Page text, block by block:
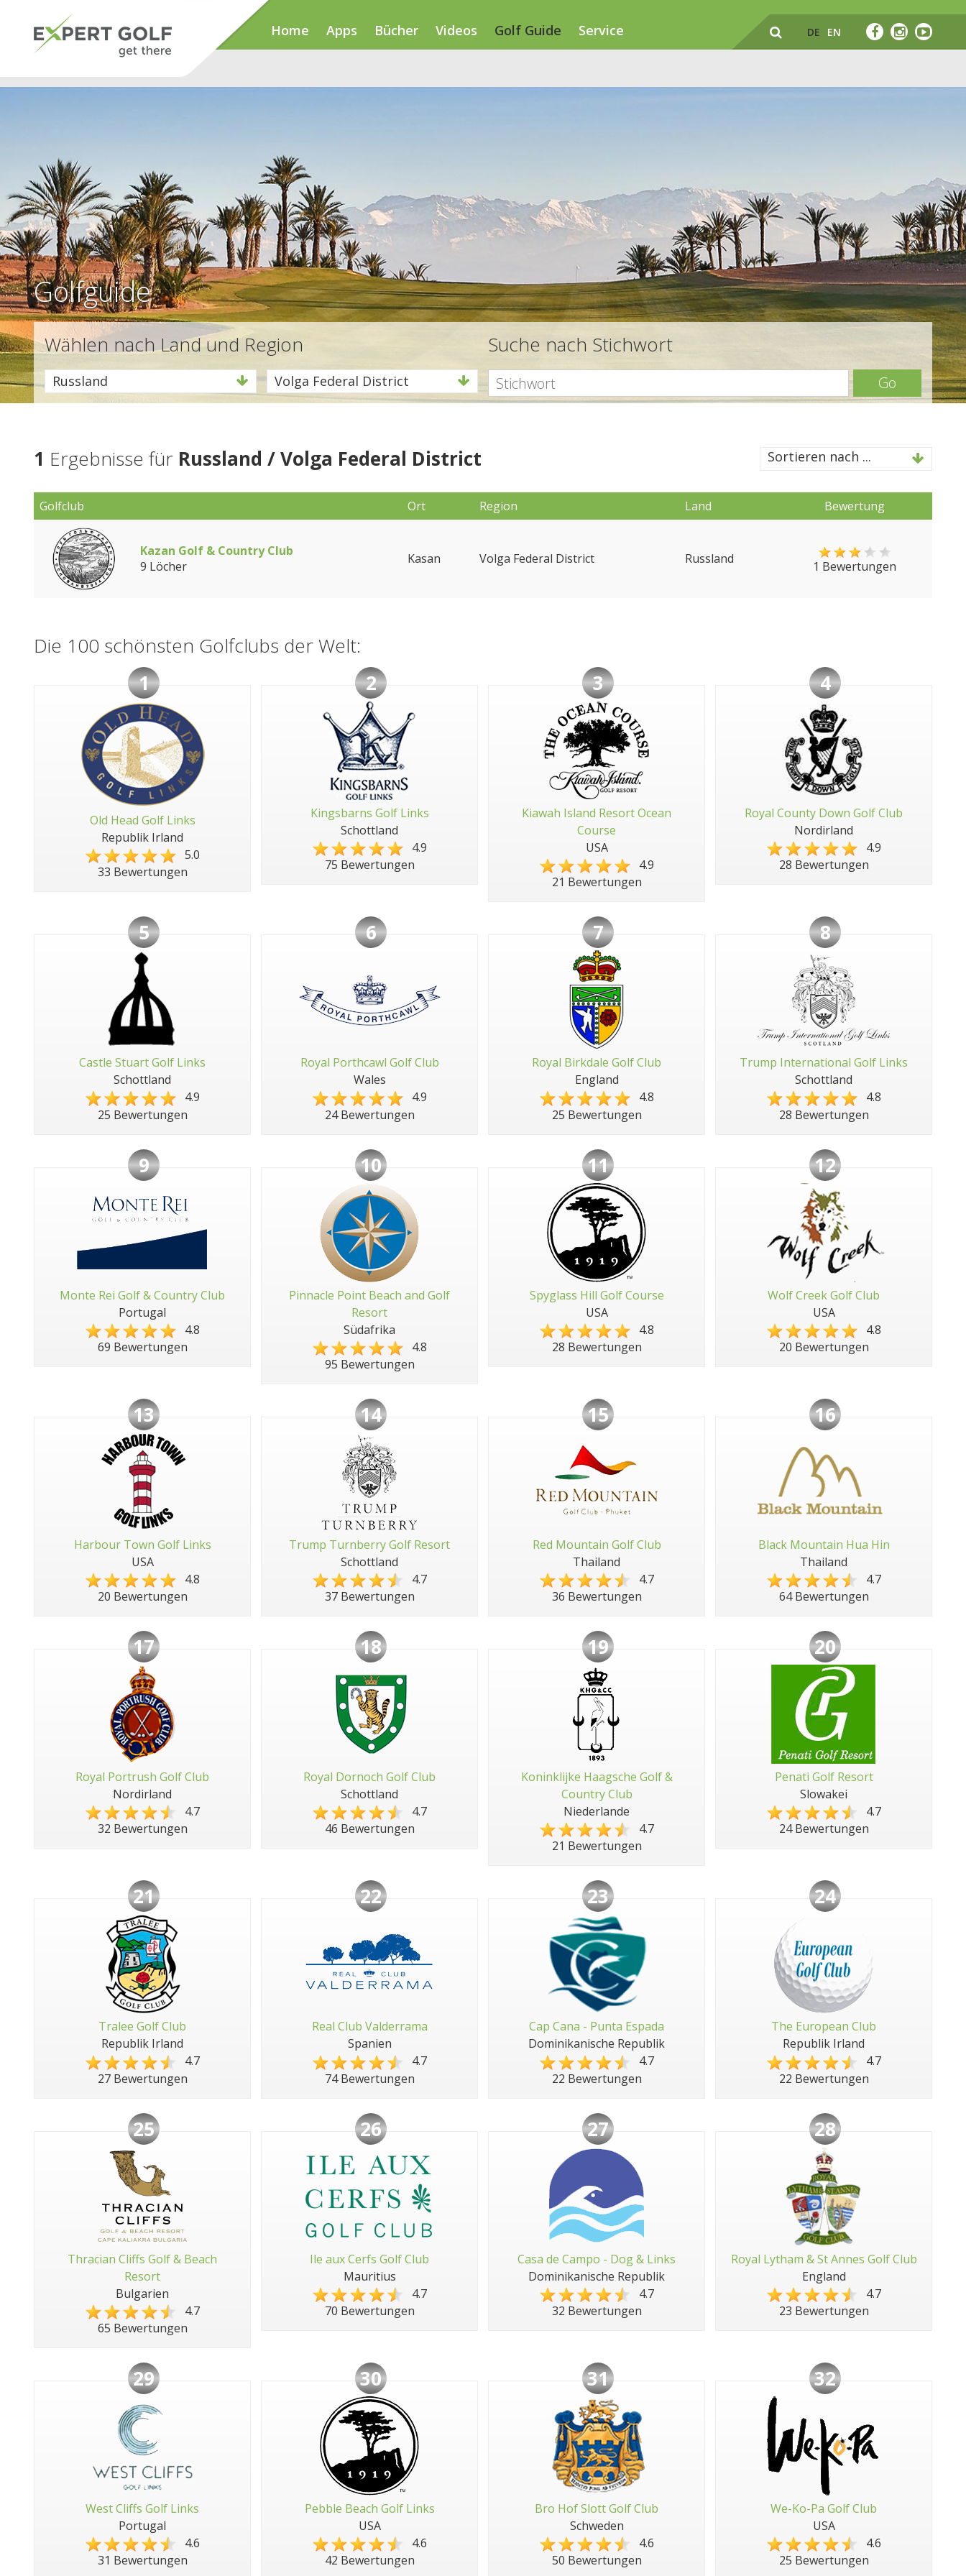
Home Apps Bücher Videos Golf Guide Service DE EN
Golfguide
Wählen nach Land und Region
Russland Volga Federal District
Suche nach Stichwort
Go
1 Ergebnisse für Russland / Volga Federal District Sortieren nach ...
Golfclub Ort Region Land Bewertung
Kazan Golf & Country Club
9 Löcher
Kasan Volga Federal District Russland 1 Bewertungen
Die 100 schönsten Golfclubs der Welt:
1
Old Head Golf Links
Republik Irland
5.0
33 Bewertungen
2
Kingsbarns Golf Links
Schottland
4.9
75 Bewertungen
3
Kiawah Island Resort Ocean
Course
USA
4.9
21 Bewertungen
4
Royal County Down Golf Club
Nordirland
4.9
28 Bewertungen
5
Castle Stuart Golf Links
Schottland
4.9
25 Bewertungen
6
Royal Porthcawl Golf Club
Wales
4.9
24 Bewertungen
7
Royal Birkdale Golf Club
England
4.8
25 Bewertungen
8
Trump International Golf Links
Schottland
4.8
28 Bewertungen
9
Monte Rei Golf & Country Club
Portugal
4.8
69 Bewertungen
10
Pinnacle Point Beach and Golf
Resort
Südafrika
4.8
95 Bewertungen
11
Spyglass Hill Golf Course
USA
4.8
28 Bewertungen
12
Wolf Creek Golf Club
USA
4.8
20 Bewertungen
13
Harbour Town Golf Links
USA
4.8
20 Bewertungen
14
Trump Turnberry Golf Resort
Schottland
4.7
37 Bewertungen
15
Red Mountain Golf Club
Thailand
4.7
36 Bewertungen
16
Black Mountain Hua Hin
Thailand
4.7
64 Bewertungen
17
Royal Portrush Golf Club
Nordirland
4.7
32 Bewertungen
18
Royal Dornoch Golf Club
Schottland
4.7
46 Bewertungen
19
Koninklijke Haagsche Golf &
Country Club
Niederlande
4.7
21 Bewertungen
20
Penati Golf Resort
Slowakei
4.7
24 Bewertungen
21
Tralee Golf Club
Republik Irland
4.7
27 Bewertungen
22
Real Club Valderrama
Spanien
4.7
74 Bewertungen
23
Cap Cana - Punta Espada
Dominikanische Republik
4.7
22 Bewertungen
24
The European Club
Republik Irland
4.7
22 Bewertungen
25
Thracian Cliffs Golf & Beach
Resort
Bulgarien
4.7
65 Bewertungen
26
Ile aux Cerfs Golf Club
Mauritius
4.7
70 Bewertungen
27
Casa de Campo - Dog & Links
Dominikanische Republik
4.7
32 Bewertungen
28
Royal Lytham & St Annes Golf Club
England
4.7
23 Bewertungen
29
West Cliffs Golf Links
Portugal
4.6
31 Bewertungen
30
Pebble Beach Golf Links
USA
4.6
42 Bewertungen
31
Bro Hof Slott Golf Club
Schweden
4.6
50 Bewertungen
32
We-Ko-Pa Golf Club
USA
4.6
25 Bewertungen